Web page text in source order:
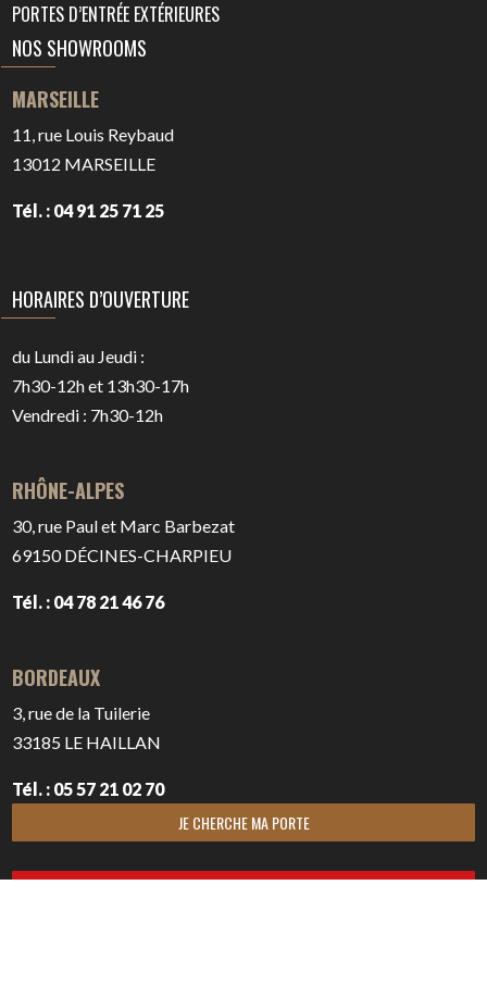
PORTES D’ENTRÉE EXTÉRIEURES
NOS SHOWROOMS
MARSEILLE
11, rue Louis Reybaud
13012 MARSEILLE
Tél. : 04 91 25 71 25
HORAIRES D’OUVERTURE
du Lundi au Jeudi :
7h30-12h et 13h30-17h
Vendredi : 7h30-12h
RHÔNE-ALPES
30, rue Paul et Marc Barbezat
69150DÉCINES-CHARPIEU
Tél. : 04 78 21 46 76
BORDEAUX
3, rue de la Tuilerie
33185 LE HAILLAN
Tél. : 05 57 21 02 70
JE CHERCHE MA PORTE